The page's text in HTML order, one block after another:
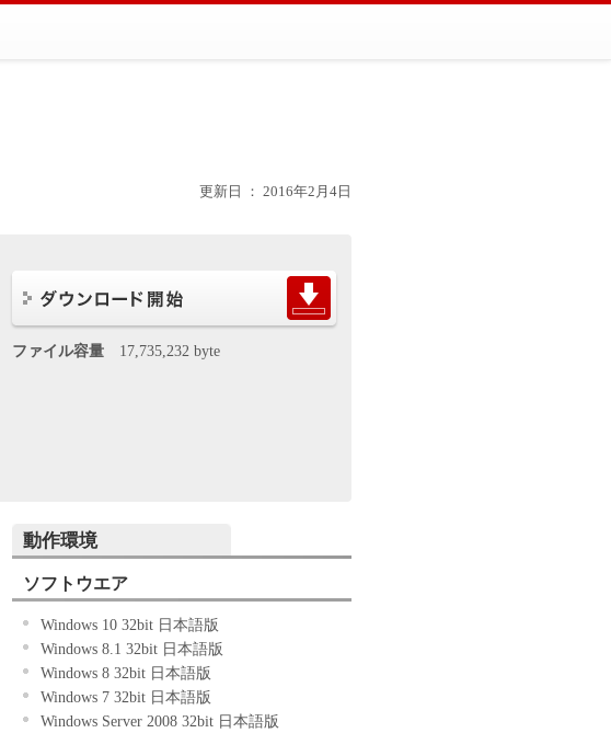
更新日 ： 2016年2月4日
ファイル容量 17,735,232 byte
動作環境
ソフトウエア
Windows 10 32bit 日本語版
Windows 8.1 32bit 日本語版
Windows 8 32bit 日本語版
Windows 7 32bit 日本語版
Windows Server 2008 32bit 日本語版